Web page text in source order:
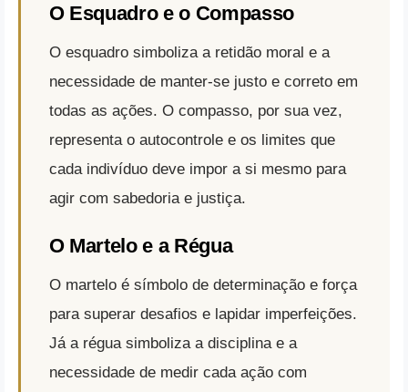
O Esquadro e o Compasso
O esquadro simboliza a retidão moral e a
necessidade de manter-se justo e correto em
todas as ações. O compasso, por sua vez,
representa o autocontrole e os limites que
cada indivíduo deve impor a si mesmo para
agir com sabedoria e justiça.
O Martelo e a Régua
O martelo é símbolo de determinação e força
para superar desafios e lapidar imperfeições.
Já a régua simboliza a disciplina e a
necessidade de medir cada ação com